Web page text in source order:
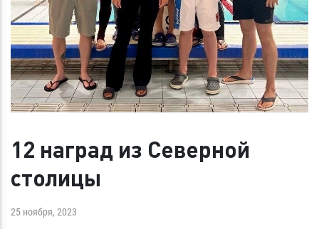
12 наград из Северной
столицы
25 ноября, 2023